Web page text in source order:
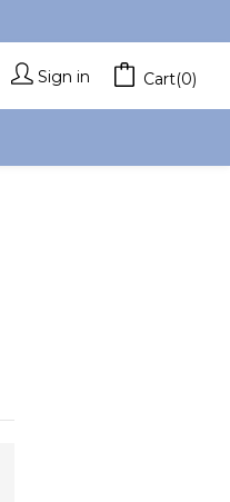
Sign in Cart(0)